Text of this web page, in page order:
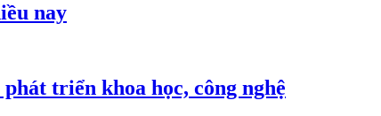
nay
triển khoa học, công nghệ